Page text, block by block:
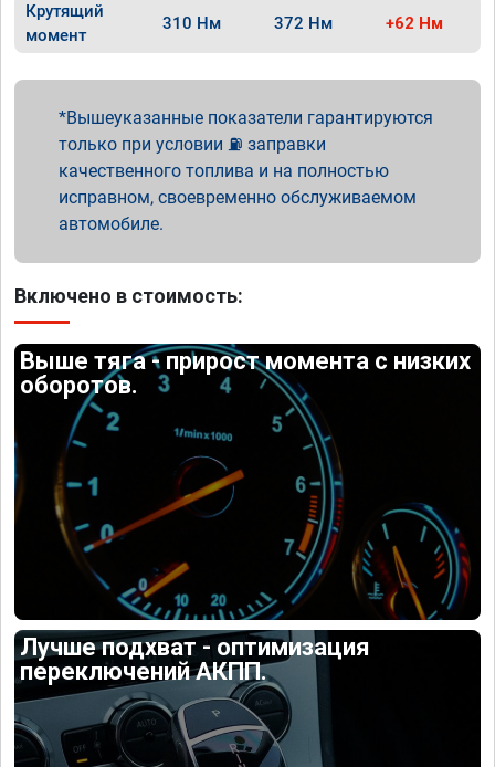
Крутящий
момент
310 Нм 372 Нм +62 Нм
Вышеуказанные показатели гарантируются
только при условии ⛽ заправки
качественного топлива и на полностью
исправном, своевременно обслуживаемом
автомобиле.
Включено в стоимость:
Выше тяга - прирост момента с низких
оборотов.
Лучше подхват - оптимизация
переключений АКПП.